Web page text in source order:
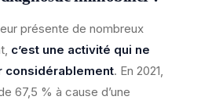
présente de nombreux
c’est une activité qui ne
considérablement. En 2021,
67,5 % à cause d’une